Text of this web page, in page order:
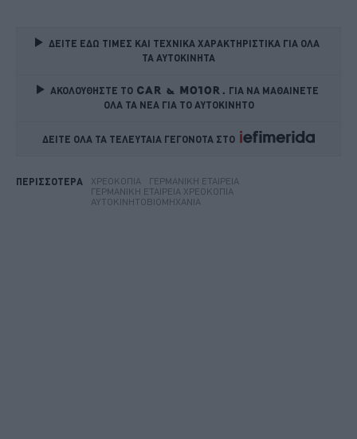
ΔΕΙΤΕ ΕΔΩ ΤΙΜΕΣ ΚΑΙ ΤΕΧΝΙΚΑ ΧΑΡΑΚΤΗΡΙΣΤΙΚΑ ΓΙΑ ΟΛΑ
ΤΑ ΑΥΤΟΚΙΝΗΤΑ
ΑΚΟΛΟΥΘΗΣΤΕ ΤΟ
ΓΙΑ ΝΑ ΜΑΘΑΙΝΕΤΕ
ΟΛΑ ΤΑ ΝΕΑ ΓΙΑ ΤΟ ΑΥΤΟΚΙΝΗΤΟ
ΔΕΙΤΕ ΟΛΑ ΤΑ ΤΕΛΕΥΤΑΙΑ ΓΕΓΟΝΟΤΑ ΣΤΟ
ΠΕΡΙΣΣΟΤΕΡΑ ΧΡΕΟΚΟΠΊΑ
ΓΕΡΜΑΝΙΚΉ ΕΤΑΙΡΕΊΑ
ΓΕΡΜΑΝΙΚΉ ΕΤΑΙΡΕΊΑ ΧΡΕΟΚΟΠΊΑ
ΑΥΤΟΚΙΝΗΤΟΒΙΟΜΗΧΑΝΊΑ